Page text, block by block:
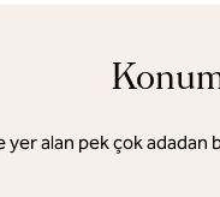
alan pek çok adadan